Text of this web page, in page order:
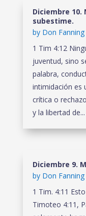
Diciembre
subestime.
by Don Fanning
1 Tim 4:12
juventud, sino
palabra,
intimidación es
crítica o
y la libertad de...
Diciembre 9.
by Don Fanning
1 Tim. 4:11
Timoteo 4:11,